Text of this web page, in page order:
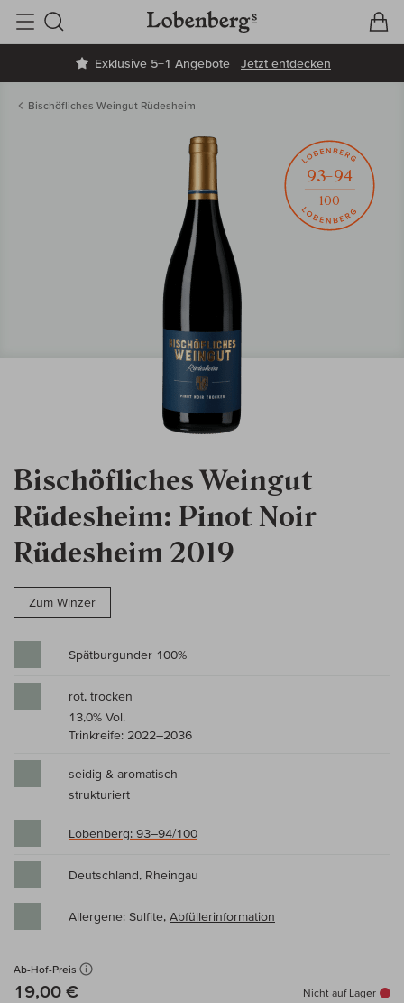
Exklusive 5+1 Angebote Jetzt entdecken
Suche
Bischöfliches Weingut Rüdesheim
Bischöfliches Weingut
Rüdesheim: Pinot Noir
Rüdesheim 2019
Zum Winzer
93–94
100
Spätburgunder 100%
rot, trocken
13,0% Vol.
Trinkreife: 2022–2036
seidig & aromatisch
strukturiert
Lobenberg: 93–94/100
Deutschland, Rheingau
Allergene: Sulfite, Abfüllerinformation
Ab-Hof-Preis
19,00 € Nicht auf Lager